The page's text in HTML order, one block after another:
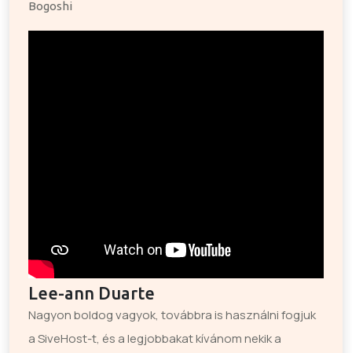
Bogoshi
Lee-ann Duarte
Nagyon boldog vagyok, továbbra is használni fogjuk
a SiveHost-t, és a legjobbakat kívánom nekik a